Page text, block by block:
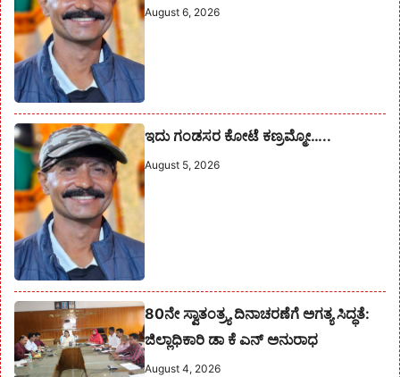
August 6, 2026
ಇದು ಗಂಡಸರ ಕೋಟೆ ಕಣ್ರಮ್ಮೋ…..
August 5, 2026
80ನೇ ಸ್ವಾತಂತ್ರ್ಯ ದಿನಾಚರಣೆಗೆ ಅಗತ್ಯ ಸಿದ್ಧತೆ:
ಜಿಲ್ಲಾಧಿಕಾರಿ ಡಾ ಕೆ ಎನ್ ಅನುರಾಧ
August 4, 2026